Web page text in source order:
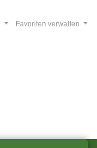
Favoriten verwalten